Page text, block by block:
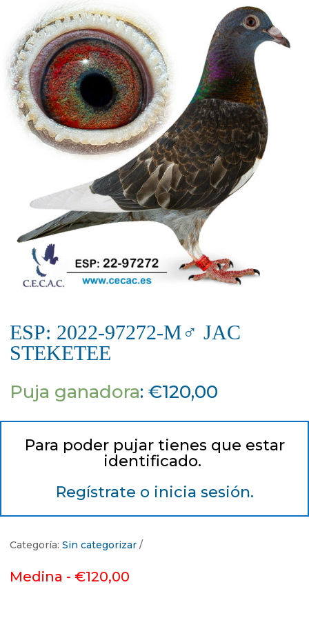
ESP: 2022-97272-M♂ JAC
STEKETEE
Puja ganadora: €120,00
Para poder pujar tienes que estar
identificado.
Regístrate o inicia sesión.
Categoría: Sin categorizar
Medina - €120,00